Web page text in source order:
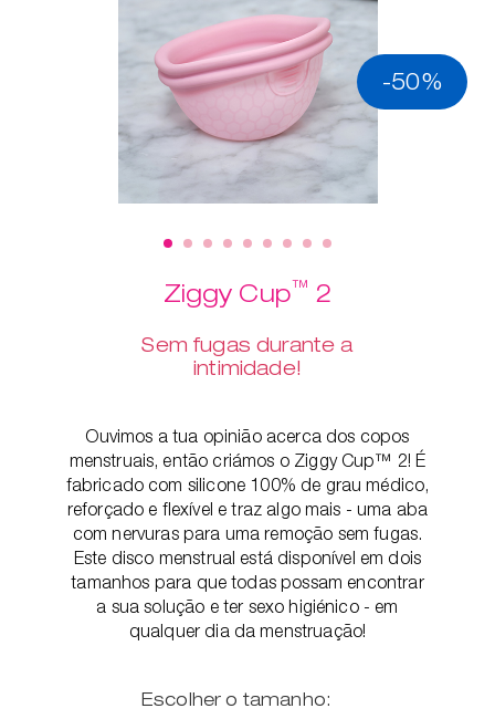
-50%
Ziggy Cup™ 2
Sem fugas durante a
intimidade!
Ouvimos a tua opinião acerca dos copos
menstruais, então criámos o Ziggy Cup™ 2! É
fabricado com silicone 100% de grau médico,
reforçado e flexível e traz algo mais - uma aba
com nervuras para uma remoção sem fugas.
Este disco menstrual está disponível em dois
tamanhos para que todas possam encontrar
a sua solução e ter sexo higiénico - em
qualquer dia da menstruação!
Escolher o tamanho: